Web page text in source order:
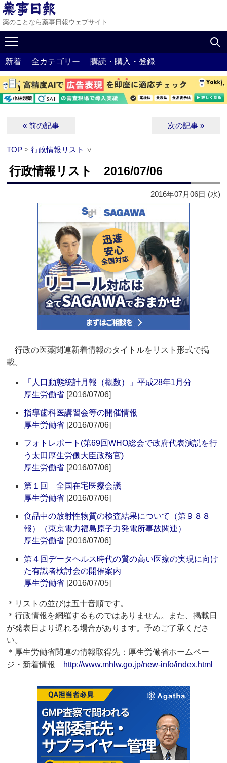
薬のことなら薬事日報ウェブサイト
新着 全カテゴリー 購読・購入・登録
« 前の記事 次の記事 »
TOP >行政情報リスト ∨
行政情報リスト 2016/07/06
2016年07月06日 (水)
行政の医薬関連新着情報のタイトルをリスト形式で掲
載。
「人口動態統計月報（概数）」平成28年1月分
厚生労働省 [2016/07/06]
指導歯科医講習会等の開催情報
厚生労働省 [2016/07/06]
フォトレポート(第69回WHO総会で政府代表演説を行
う太田厚生労働大臣政務官)
厚生労働省 [2016/07/06]
第１回 全国在宅医療会議
厚生労働省 [2016/07/06]
食品中の放射性物質の検査結果について（第９８８
報）（東京電力福島原子力発電所事故関連）
厚生労働省 [2016/07/06]
第４回データヘルス時代の質の高い医療の実現に向け
た有識者検討会の開催案内
厚生労働省 [2016/07/05]
＊リストの並びは五十音順です。
＊行政情報を網羅するものではありません。また、掲載日
が発表日より遅れる場合があります。予めご了承くださ
い。
＊厚生労働省関連の情報取得先：厚生労働省ホームペー
ジ・新着情報 http://www.mhlw.go.jp/new-info/index.html